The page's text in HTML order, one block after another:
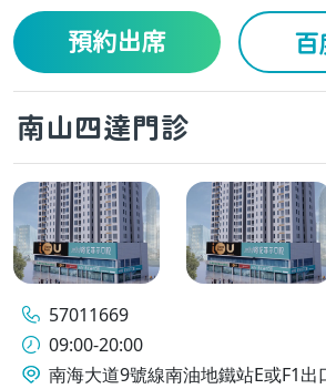
預約出席 百
南山四達門診
57011669
09:00-20:00
南海大道9號線南油地鐵站E或F1出